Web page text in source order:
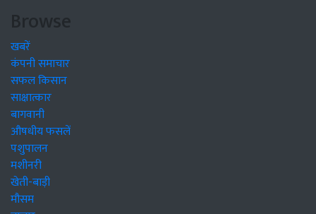
Browse
खबरें
कंपनी समाचार
सफल किसान
साक्षात्कार
बागवानी
औषधीय फसलें
पशुपालन
मशीनरी
खेती-बाड़ी
मौसम